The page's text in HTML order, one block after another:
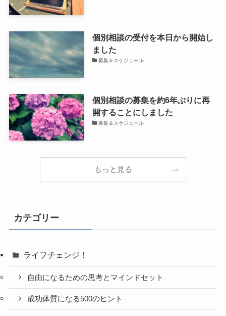
個別相談の受付を本日から開始し
ました
募集＆スケジュール
個別相談の募集を約6年ぶりに再
開することにしました
募集＆スケジュール
もっと見る
カテゴリー
ライフチェンジ！
自由になるための思考とマインドセット
成功体質になる500のヒント